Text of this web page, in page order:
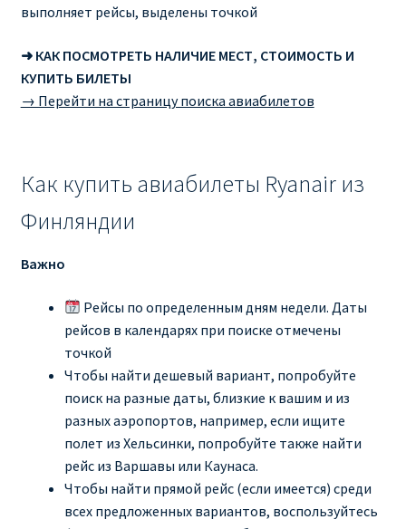
выполняет рейсы, выделены точкой
➜ КАК ПОСМОТРЕТЬ НАЛИЧИЕ МЕСТ, СТОИМОСТЬ И
КУПИТЬ БИЛЕТЫ
→ Перейти на страницу поиска авиабилетов
Как купить авиабилеты Ryanair из
Финляндии
Важно
Рейсы по определенным дням недели. Даты
рейсов в календарях при поиске отмечены
точкой
Чтобы найти дешевый вариант, попробуйте
поиск на разные даты, близкие к вашим и из
разных аэропортов, например, если ищите
полет из Хельсинки, попробуйте также найти
рейс из Варшавы или Каунаса.
Чтобы найти прямой рейс (если имеется) среди
всех предложенных вариантов, воспользуйтесь